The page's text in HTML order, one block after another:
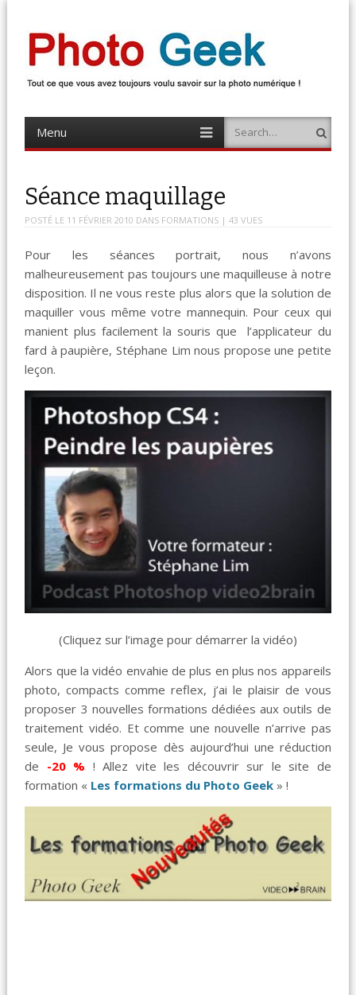
Photo Geek
Menu
content
Search
Séance maquillage
POSTÉ LE 11 FÉVRIER 2010 DANS FORMATIONS | 43 VUES
Pour les séances portrait, nous n’avons
malheureusement pas toujours une maquilleuse à notre
disposition. Il ne vous reste plus alors que la solution de
maquiller vous même votre mannequin. Pour ceux qui
manient plus facilement la souris que l’applicateur du
fard à paupière, Stéphane Lim nous propose une petite
leçon.
(Cliquez sur l’image pour démarrer la vidéo)
Alors que la vidéo envahie de plus en plus nos appareils
photo, compacts comme reflex, j’ai le plaisir de vous
proposer 3 nouvelles formations dédiées aux outils de
traitement vidéo. Et comme une nouvelle n’arrive pas
seule, Je vous propose dès aujourd’hui une réduction
de -20 % ! Allez vite les découvrir sur le site de
formation « Les formations du Photo Geek » !